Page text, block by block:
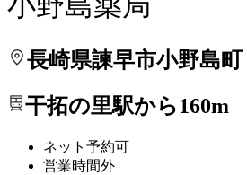
長崎県諫早市小野島町
干拓の里駅から160m
ネット予約可
営業時間外